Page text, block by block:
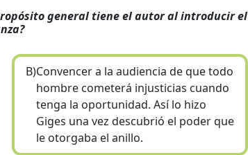
general tiene el autor al introducir el
B)Convencer a la audiencia de que todo
hombre cometerá injusticias cuando
tenga la oportunidad. Así lo hizo
Giges una vez descubrió el poder que
le otorgaba el anillo.